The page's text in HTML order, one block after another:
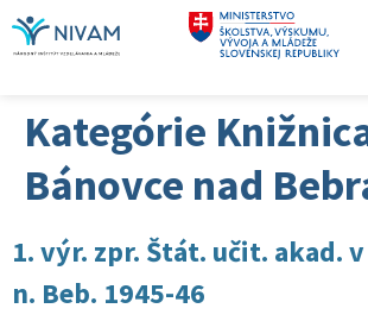
Kategórie
Bánovce nad
1. výr. zpr. Štát. učit. akad.
n. Beb. 1945-46